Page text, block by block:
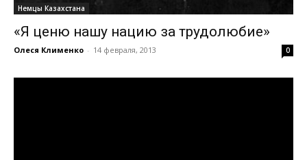
Немцы Казахстана
«Я ценю нашу нацию за трудолюбие»
Олеся Клименко - 14 февраля, 2013 0